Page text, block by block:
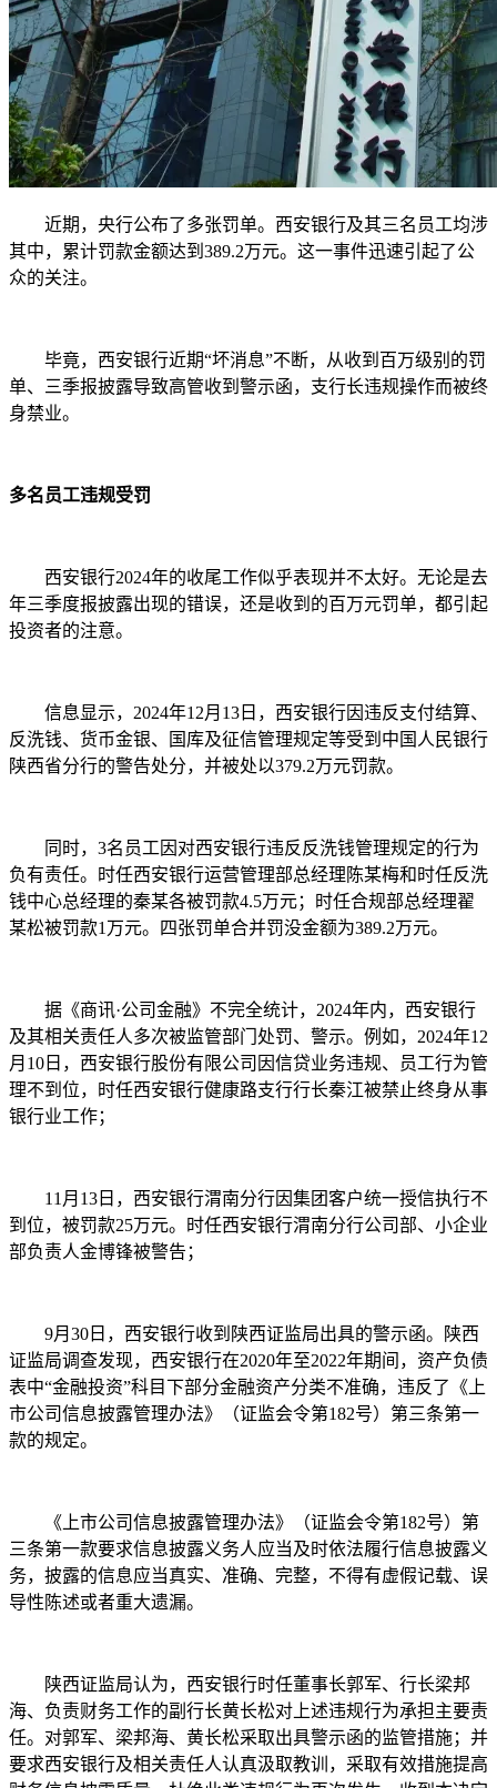
近期，央行公布了多张罚单。西安银行及其三名员工均涉
其中，累计罚款金额达到389.2万元。这一事件迅速引起了公
众的关注。
毕竟，西安银行近期“坏消息”不断，从收到百万级别的罚
单、三季报披露导致高管收到警示函，支行长违规操作而被终
身禁业。
多名员工违规受罚
西安银行2024年的收尾工作似乎表现并不太好。无论是去
年三季度报披露出现的错误，还是收到的百万元罚单，都引起
投资者的注意。
信息显示，2024年12月13日，西安银行因违反支付结算、
反洗钱、货币金银、国库及征信管理规定等受到中国人民银行
陕西省分行的警告处分，并被处以379.2万元罚款。
同时，3名员工因对西安银行违反反洗钱管理规定的行为
负有责任。时任西安银行运营管理部总经理陈某梅和时任反洗
钱中心总经理的秦某各被罚款4.5万元；时任合规部总经理翟
某松被罚款1万元。四张罚单合并罚没金额为389.2万元。
据《商讯·公司金融》不完全统计，2024年内，西安银行
及其相关责任人多次被监管部门处罚、警示。例如，2024年12
月10日，西安银行股份有限公司因信贷业务违规、员工行为管
理不到位，时任西安银行健康路支行行长秦江被禁止终身从事
银行业工作；
11月13日，西安银行渭南分行因集团客户统一授信执行不
到位，被罚款25万元。时任西安银行渭南分行公司部、小企业
部负责人金博锋被警告；
9月30日，西安银行收到陕西证监局出具的警示函。陕西
证监局调查发现，西安银行在2020年至2022年期间，资产负债
表中“金融投资”科目下部分金融资产分类不准确，违反了《上
市公司信息披露管理办法》（证监会令第182号）第三条第一
款的规定。
《上市公司信息披露管理办法》（证监会令第182号）第
三条第一款要求信息披露义务人应当及时依法履行信息披露义
务，披露的信息应当真实、准确、完整，不得有虚假记载、误
导性陈述或者重大遗漏。
陕西证监局认为，西安银行时任董事长郭军、行长梁邦
海、负责财务工作的副行长黄长松对上述违规行为承担主要责
任。对郭军、梁邦海、黄长松采取出具警示函的监管措施；并
要求西安银行及相关责任人认真汲取教训，采取有效措施提高